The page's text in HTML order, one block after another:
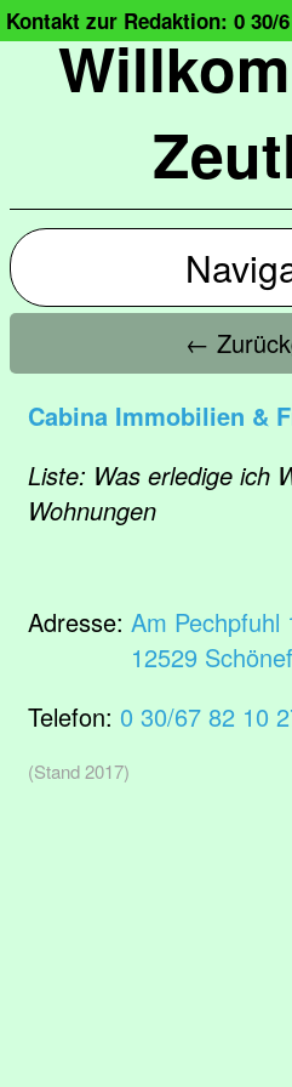
Kontakt zur Redaktion: 0 30/6
←
Cabina Immobilien &
Liste: Was erledige ich
Wohnungen
Adresse: Am Pechpfuhl
12529
Telefon: 0 30/67 82 10
(Stand 2017)